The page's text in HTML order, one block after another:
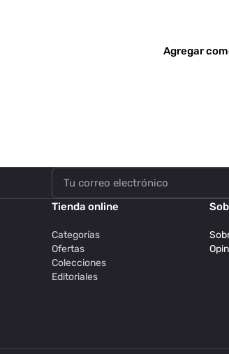
Agregar
Tienda online
Categorías
Ofertas
Colecciones
Editoriales